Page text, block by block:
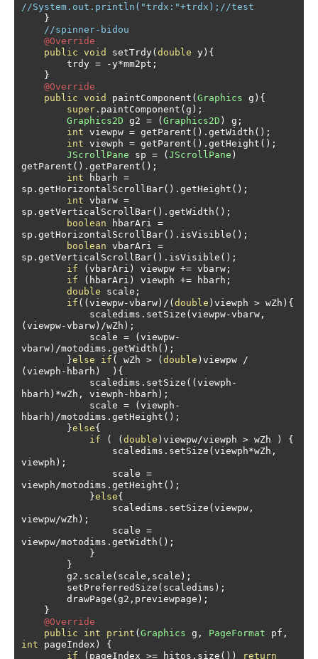
//System.out.println("trdx:"+trdx);//test
}
//spinner-bidou
@Override
public void setTrdy( double y ){
        trdy
= -y*mm2pt ;
}
@Override
public void paintComponent ( Graphics g ){
super . paintComponent ( g );
Graphics2D g2 = ( Graphics2D ) g ;
int viewpw = getParent (). getWidth ();
int viewph = getParent (). getHeight ();
JScrollPane sp = ( JScrollPane )
getParent (). getParent ();
int hbarh =
sp . getHorizontalScrollBar(). getHeight ();
int vbarw =
sp . getVerticalScrollBar(). getWidth ();
boolean hbarAri =
sp . getHorizontalScrollBar(). isVisible ();
boolean vbarAri =
sp . getVerticalScrollBar(). isVisible ();
if
( vbarAri ) viewpw += vbarw ;
if
( hbarAri ) viewph += hbarh ;
double scale ;
if (( viewpw-vbarw )/( double ) viewph > wZh ){
            scaledims
. setSize ( viewpw-vbarw ,
( viewpw-vbarw )/wZh );
            scale
= ( viewpw-
vbarw )/motodims . getWidth ();
}else if ( wZh > ( double ) viewpw
/
( viewph - hbarh )
){
            scaledims
. setSize (( viewph -
hbarh )*wZh , viewph - hbarh );
            scale
= ( viewph -
hbarh )/motodims . getHeight ();
}else{
if
( ( double ) viewpw/viewph > wZh )
{
                scaledims
. setSize ( viewph*wZh ,
viewph );
                scale
=
viewph /motodims . getHeight ();
}else{
                scaledims
. setSize ( viewpw ,
viewpw/wZh );
                scale
=
viewpw/motodims . getWidth ();
}
}
        g2
. scale ( scale , scale );
        setPreferredSize
( scaledims );
        drawPage
( g2 , previewpage );
}
@Override
public
int print ( Graphics g , PageFormat pf ,
int pageIndex )
{
if
( pageIndex >= hitos . size ())
return